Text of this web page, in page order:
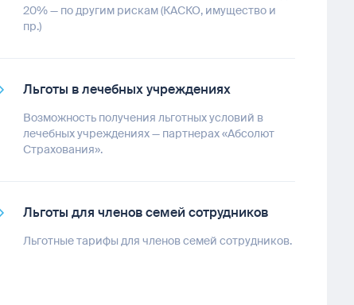
20% — по другим рискам (КАСКО, имущество и
пр.)
Льготы в лечебных учреждениях
Возможность получения льготных условий в
лечебных учреждениях — партнерах «Абсолют
Страхования».
Льготы для членов семей сотрудников
Льготные тарифы для членов семей сотрудников.